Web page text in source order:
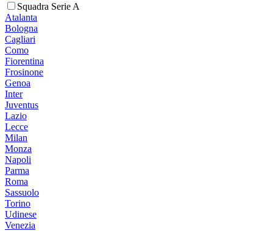
Squadra Serie A
Atalanta
Bologna
Cagliari
Como
Fiorentina
Frosinone
Genoa
Inter
Juventus
Lazio
Lecce
Milan
Monza
Napoli
Parma
Roma
Sassuolo
Torino
Udinese
Venezia